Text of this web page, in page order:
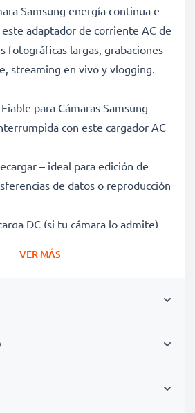
Samsung energía continua e
adaptador de corriente AC de
fotográficas largas, grabaciones
streaming en vivo y vlogging.
para Cámaras Samsung
con este cargador AC
– ideal para edición de
de datos o reproducción
DC (si tu cámara lo admite)
sobretensión
VER MÁS